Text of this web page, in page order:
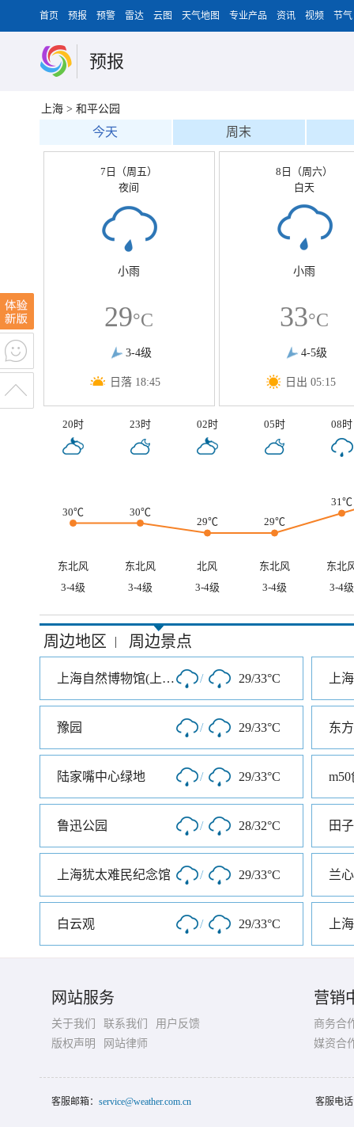
首页 预报 预警 雷达 云图 天气地图 专业产品 资讯 视频 节气
预报
上海 > 和平公园
今天 周末
7日（周五）
夜间
小雨
29°C
3-4级
日落 18:45
8日（周六）
白天
小雨
33°C
4-5级
日出 05:15
20时 23时 02时 05时 08时
30℃
30℃
29℃
29℃
31℃
东北风 东北风 北风 东北风
东北
3-4级
3-4级 3-4级 3-4级 3-4级
周边地区 | 周边景点
上海自然博物馆(上海科技馆分馆) / 29/33°C 上
豫园 / 29/33°C 东
陆家嘴中心绿地 / 29/33°C
鲁迅公园 / 28/32°C 田
上海犹太难民纪念馆 / 29/33°C 兰
白云观 / 29/33°C 上
网站服务
关于我们 联系我们
用户反馈
版权声明
网站律师
营销
商务合
媒资合
客服邮箱： service@weather.com.cn 客服电